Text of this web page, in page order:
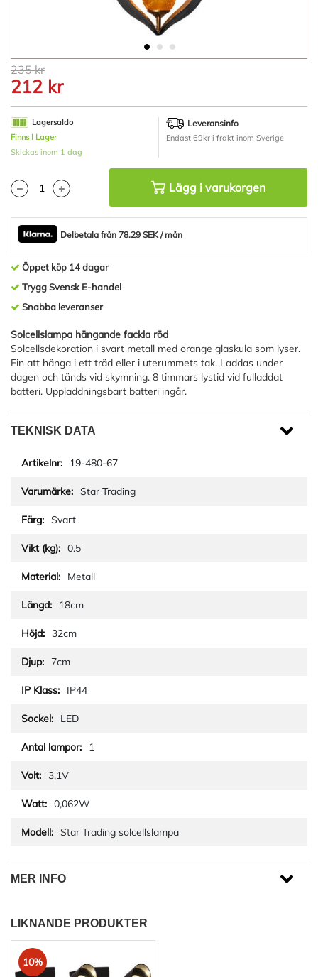
Hoppa
till
början
av
bildgalleriet
235 kr
212 kr
Lagersaldo
Finns I Lager
Skickas inom 1 dag
Leveransinfo
Endast 69kr i frakt inom Sverige
Lägg i varukorgen
Delbetala från 78.29 SEK / mån
Öppet köp 14 dagar
Trygg Svensk E-handel
Snabba leveranser
Solcellslampa hängande fackla röd
Solcellsdekoration i svart metall med orange glaskula som lyser.
Fin att hänga i ett träd eller i uterummets tak. Laddas under
dagen och tänds vid skymning. 8 timmars lystid vid fulladdat
batteri. Uppladdningsbart batteri ingår.
TEKNISK DATA
19-480-67
Star Trading
Svart
0.5
Metall
18cm
32cm
7cm
IP44
LED
1
3,1V
0,062W
Star Trading solcellslampa
MER INFO
LIKNANDE PRODUKTER
10%